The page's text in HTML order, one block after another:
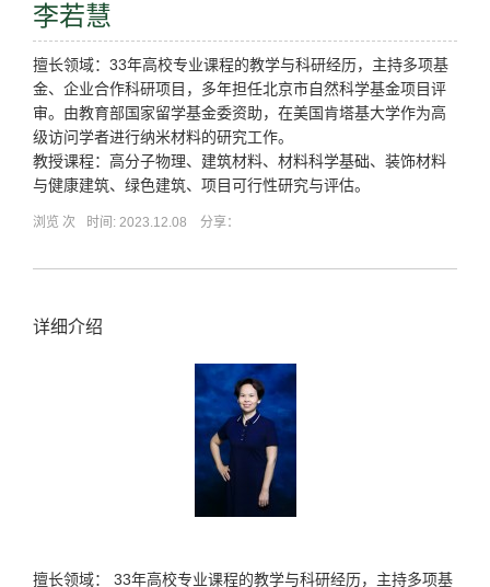
李若慧
擅长领域：33年高校专业课程的教学与科研经历，主持多项基
金、企业合作科研项目，多年担任北京市自然科学基金项目评
审。由教育部国家留学基金委资助，在美国肯塔基大学作为高
级访问学者进行纳米材料的研究工作。
教授课程：高分子物理、建筑材料、材料科学基础、装饰材料
与健康建筑、绿色建筑、项目可行性研究与评估。
浏览 次 时间: 2023.12.08 分享：
详细介绍
擅长领域： 33年高校专业课程的教学与科研经历，主持多项基